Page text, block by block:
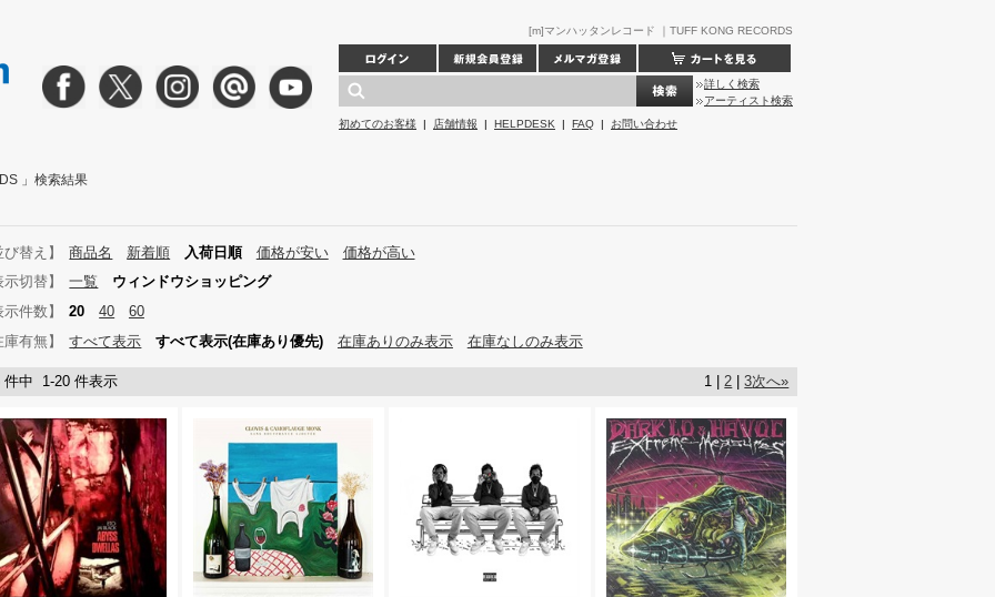
[m]マンハッタンレコード ｜TUFF KONG RECORDS
詳しく検索
アーティスト検索
初めてのお客様 | 店舗情報 | HELPDESK | FAQ | お問い合わせ
」検索結果
び替え】 商品名 新着順 入荷日順 価格が安い
価格が高い
示切替】
一覧
ウィンドウショッピング
示件数】
20 40
60
庫有無】
すべて表示 すべて表示(在庫あり優先) 在庫ありのみ表示 在庫なしのみ表示
件中 1-20 件表示 1 |2 |3次へ»